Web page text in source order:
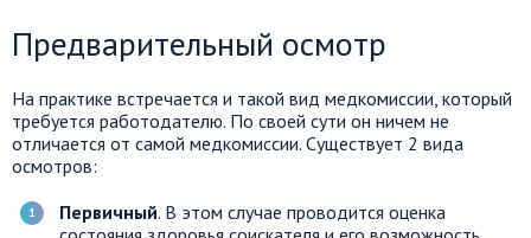
Предварительный осмотр
На практике встречается и такой вид медкомиссии, который
требуется работодателю. По своей сути он ничем не
отличается от самой медкомиссии. Существует 2 вида
осмотров:
Первичный. В этом случае проводится оценка